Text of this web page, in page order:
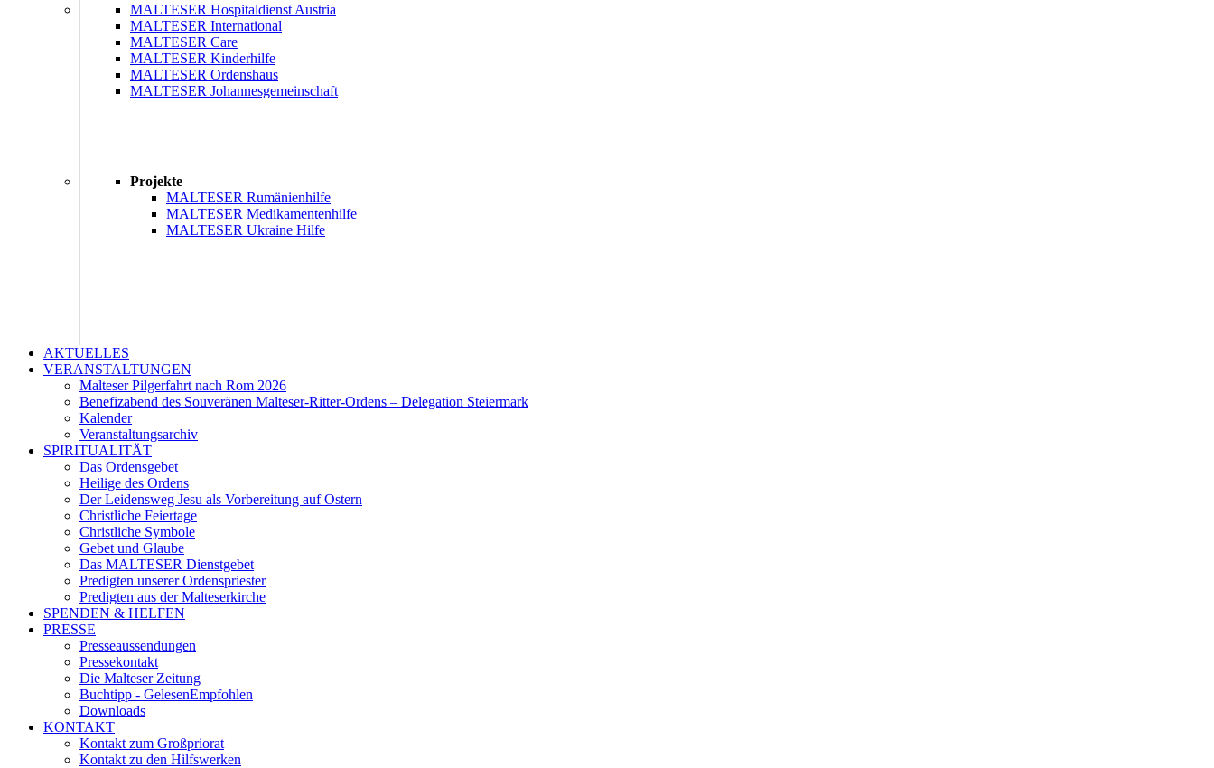
MALTESER Hospitaldienst Austria
MALTESER International
MALTESER Care
MALTESER Kinderhilfe
MALTESER Ordenshaus
MALTESER Johannesgemeinschaft
Projekte
MALTESER Rumänienhilfe
MALTESER Medikamentenhilfe
MALTESER Ukraine Hilfe
AKTUELLES
VERANSTALTUNGEN
Malteser Pilgerfahrt nach Rom 2026
Benefizabend des Souveränen Malteser-Ritter-Ordens – Delegation Steiermark
Kalender
Veranstaltungsarchiv
SPIRITUALITÄT
Das Ordensgebet
Heilige des Ordens
Der Leidensweg Jesu als Vorbereitung auf Ostern
Christliche Feiertage
Christliche Symbole
Gebet und Glaube
Das MALTESER Dienstgebet
Predigten unserer Ordenspriester
Predigten aus der Malteserkirche
SPENDEN & HELFEN
PRESSE
Presseaussendungen
Pressekontakt
Die Malteser Zeitung
Buchtipp - GelesenEmpfohlen
Downloads
KONTAKT
Kontakt zum Großpriorat
Kontakt zu den Hilfswerken